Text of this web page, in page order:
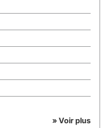
» Voir plus